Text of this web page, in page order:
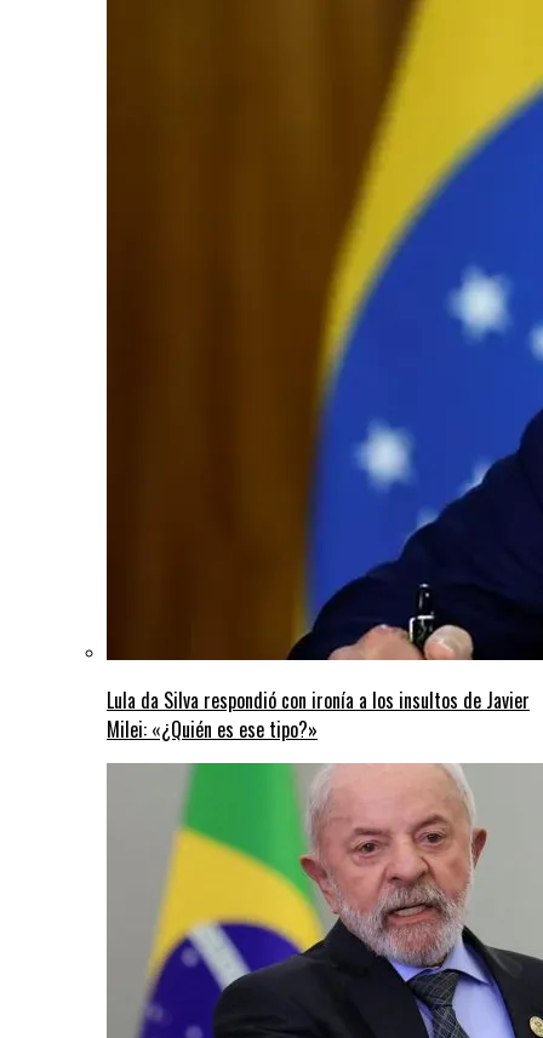
Lula da Silva respondió con ironía a los insultos de Javier
Milei: «¿Quién es ese tipo?»